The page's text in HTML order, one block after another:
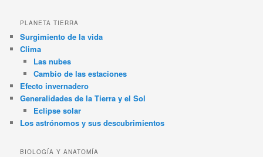
PLANETA TIERRA
Surgimiento de la vida
Clima
Las nubes
Cambio de las estaciones
Efecto invernadero
Generalidades de la Tierra y el Sol
Eclipse solar
Los astrónomos y sus descubrimientos
BIOLOGÍA Y ANATOMÍA